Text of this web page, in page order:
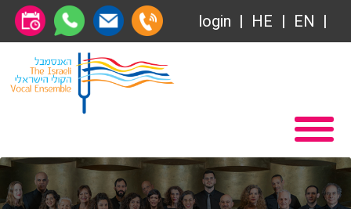
Абонемент
Передачи
Связаться с нами
О нас
login HE EN
Главная
Вступление в Общество друзей Ансамбля
Абонемент